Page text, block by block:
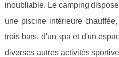
inoubliable. Le camping
une piscine intérieure
trois bars, d'un spa et d'un
diverses autres activités